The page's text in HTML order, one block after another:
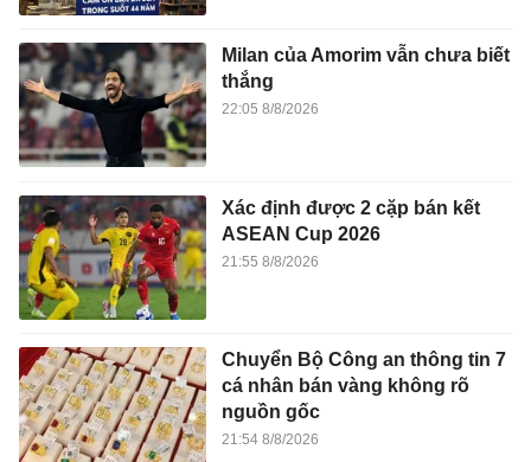
Milan của Amorim vẫn chưa biết
thắng
22:05 8/8/2026
Xác định được 2 cặp bán kết
ASEAN Cup 2026
21:55 8/8/2026
Chuyển Bộ Công an thông tin 7
cá nhân bán vàng không rõ
nguồn gốc
21:54 8/8/2026